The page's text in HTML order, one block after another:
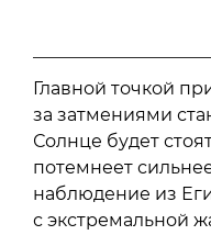
Главной точкой
за затмениями
Солнце будет
потемнеет
наблюдение из
с экстремальной